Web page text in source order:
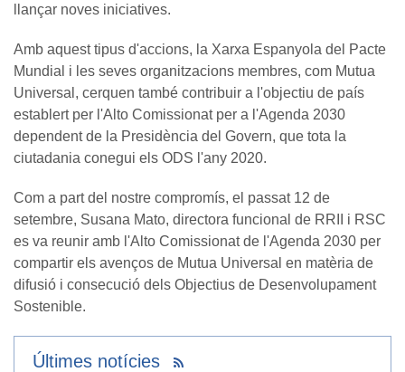
llançar noves iniciatives.
Amb aquest tipus d'accions, la Xarxa Espanyola del Pacte
Mundial i les seves organitzacions membres, com Mutua
Universal, cerquen també contribuir a l'objectiu de país
establert per l'Alto Comissionat per a l'Agenda 2030
dependent de la Presidència del Govern, que tota la
ciutadania conegui els ODS l'any 2020.
Com a part del nostre compromís, el passat 12 de
setembre, Susana Mato, directora funcional de RRII i RSC
es va reunir amb l'Alto Comissionat de l'Agenda 2030 per
compartir els avenços de Mutua Universal en matèria de
difusió i consecució dels Objectius de Desenvolupament
Sostenible.
Últimes notícies